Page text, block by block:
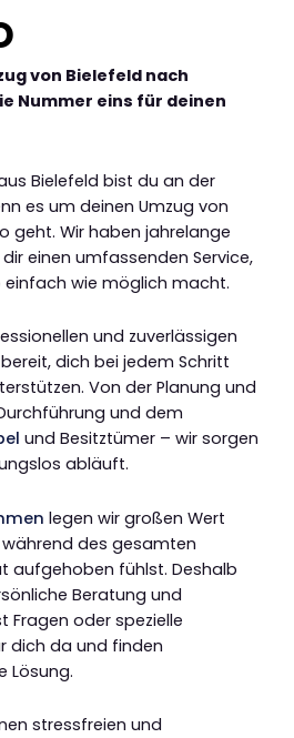
von Bielefeld nach
Nummer eins für deinen
Bielefeld bist du an der
es um deinen Umzug von
geht. Wir haben jahrelange
einen umfassenden Service,
einfach wie möglich macht.
und zuverlässigen
dich bei jedem Schritt
Von der Planung und
und dem
und Besitztümer – wir sorgen
abläuft.
legen wir großen Wert
des gesamten
aufgehoben fühlst. Deshalb
Beratung und
Fragen oder spezielle
dich da und finden
Lösung.
stressfreien und